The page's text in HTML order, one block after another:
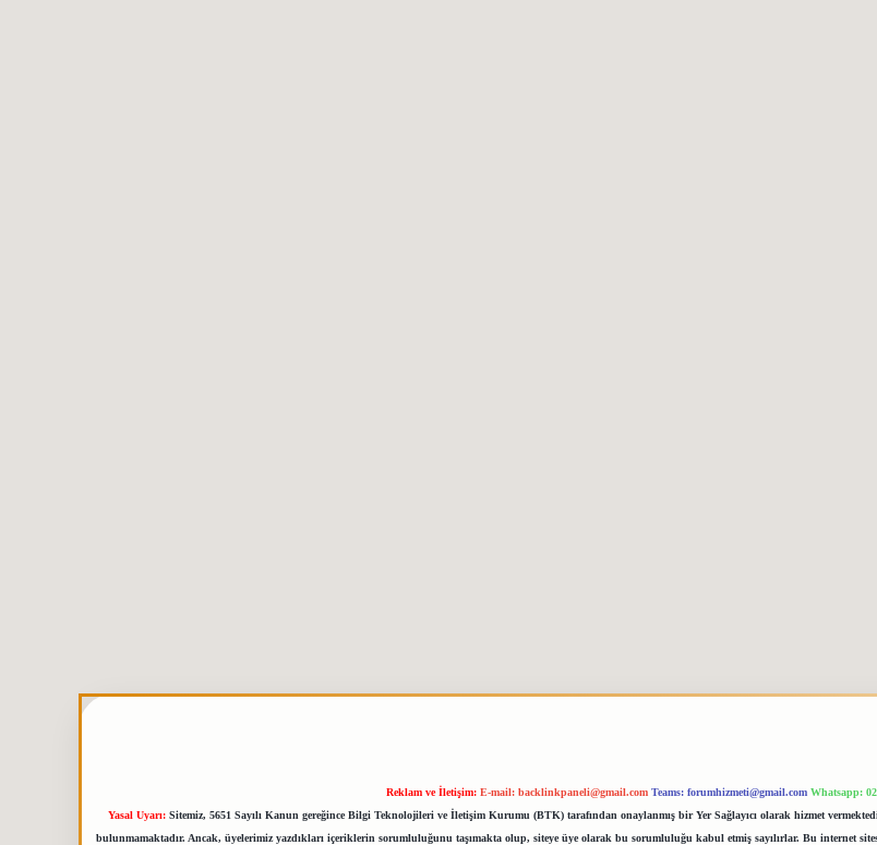
Reklam ve İletişim: E-mail: backlinkpaneli@gmail.com Teams: forumhizmeti@gmail.com Whatsapp:
Yasal Uyarı: Sitemiz, 5651 Sayılı Kanun gereğince Bilgi Teknolojileri ve İletişim Kurumu (BTK) tarafından onaylanmış bir Yer Sağlayıcı olarak hizmet
bulunmamaktadır. Ancak, üyelerimiz yazdıkları içeriklerin sorumluluğunu taşımakta olup, siteye üye olarak bu sorumluluğu kabul etmiş sayılırlar. Bu internet